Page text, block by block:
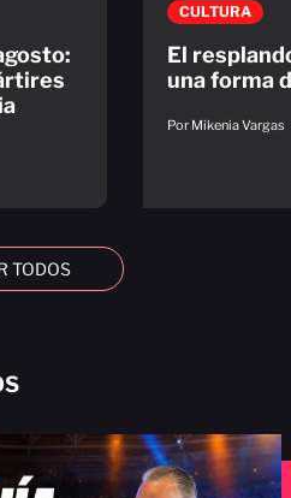
CULTURA
El
una forma
Por Mikenia Vargas
TODOS